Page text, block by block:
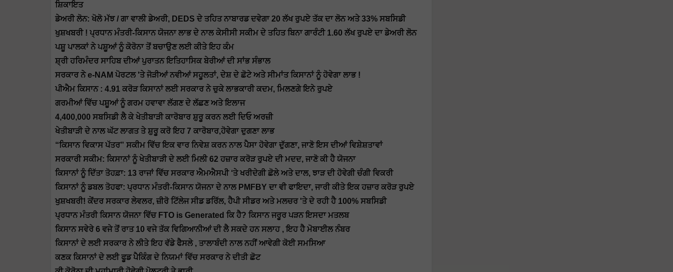
ਸ਼ਿਕਾਇਤ
ਡੇਅਰੀ ਲੋਨ: ਖੋਲੋ ਮੱਝ / ਗਾ ਵਾਲੀ ਡੇਅਰੀ, DEDS ਦੇ ਤਹਿਤ ਨਾਬਾਰਡ ਦਵੇਗਾ 20 ਲੱਖ ਰੁਪਏ ਤੱਕ ਦਾ ਲੋਨ ਅਤੇ 33% ਸਬਸਿਡੀ
ਖੁਸ਼ਖਬਰੀ ! ਪ੍ਰਧਾਨ ਮੰਤਰੀ-ਕਿਸਾਨ ਯੋਜਨਾ ਲਾਭ ਦੇ ਨਾਲ ਕੇਸੀਸੀ ਸਕੀਮ ਦੇ ਤਹਿਤ ਬਿਨਾ ਗਾਰੰਟੀ 1.60 ਲੱਖ ਰੁਪਏ ਦਾ ਡੇਅਰੀ ਲੋਨ
ਪਸ਼ੂ ਪਾਲਕਾਂ ਨੇ ਪਸ਼ੂਆਂ ਨੂੰ ਕੋਰੋਨਾ ਤੋਂ ਬਚਾਉਣ ਲਈ ਕੀਤੇ ਇਹ ਕੰਮ
ਸ਼੍ਰੀ ਹਰਿਮੰਦਰ ਸਾਹਿਬ ਦੀਆਂ ਪੁਰਾਤਨ ਇਤਿਹਾਸਿਕ ਬੇਰੀਆਂ ਦੀ ਸਾਂਭ ਸੰਭਾਲ
ਸਰਕਾਰ ਨੇ e-NAM ਪੋਰਟਲ 'ਤੇ ਜੋੜੀਆਂ ਨਵੀਆਂ ਸਹੂਲਤਾਂ, ਦੇਸ਼ ਦੇ ਛੋਟੇ ਅਤੇ ਸੀਮਾਂਤ ਕਿਸਾਨਾਂ ਨੂੰ ਹੋਵੇਗਾ ਲਾਭ !
ਪੀਐਮ ਕਿਸਾਨ : 4.91 ਕਰੋੜ ਕਿਸਾਨਾਂ ਲਈ ਸਰਕਾਰ ਨੇ ਚੁਕੇ ਲਾਭਕਾਰੀ ਕਦਮ, ਮਿਲਣਗੇ ਇਨੇ ਰੁਪਏ
ਗਰਮੀਆਂ ਵਿੱਚ ਪਸ਼ੂਆਂ ਨੂੰ ਗਰਮ ਹਵਾਵਾ ਲੱਗਣ ਦੇ ਲੱਛਣ ਅਤੇ ਇਲਾਜ
4,400,000 ਸਬਸਿਡੀ ਲੈ ਕੇ ਖੇਤੀਬਾੜੀ ਕਾਰੋਬਾਰ ਸ਼ੁਰੂ ਕਰਨ ਲਈ ਦਿਓ ਅਰਜ਼ੀ
ਖੇਤੀਬਾੜੀ ਦੇ ਨਾਲ ਘੱਟ ਲਾਗਤ ਤੇ ਸ਼ੁਰੂ ਕਰੋ ਇਹ 7 ਕਾਰੋਬਾਰ,ਹੋਵੇਗਾ ਦੁਗਣਾ ਲਾਭ
“ਕਿਸਾਨ ਵਿਕਾਸ ਪੱਤਰ” ਸਕੀਮ ਵਿੱਚ ਇਕ ਵਾਰ ਨਿਵੇਸ਼ ਕਰਨ ਨਾਲ ਪੈਸਾ ਹੋਵੇਗਾ ਦੁੱਗਣਾ, ਜਾਣੋ ਇਸ ਦੀਆਂ ਵਿਸ਼ੇਸ਼ਤਾਵਾਂ
ਸਰਕਾਰੀ ਸਕੀਮ: ਕਿਸਾਨਾਂ ਨੂੰ ਖੇਤੀਬਾੜੀ ਦੇ ਲਈ ਮਿਲੀ 62 ਹਜ਼ਾਰ ਕਰੋੜ ਰੁਪਏ ਦੀ ਮਦਦ, ਜਾਣੋ ਕੀ ਹੈ ਯੋਜਨਾ
ਕਿਸਾਨਾਂ ਨੂੰ ਦਿੱਤਾ ਤੋਹਫ਼ਾ: 13 ਰਾਜਾਂ ਵਿੱਚ ਸਰਕਾਰ ਐਮਐਸਪੀ ‘ਤੇ ਖਰੀਦੇਗੀ ਛੋਲੇ ਅਤੇ ਦਾਲ, ਝਾੜ ਦੀ ਹੋਵੇਗੀ ਚੰਗੀ ਵਿਕਰੀ
ਕਿਸਾਨਾਂ ਨੂੰ ਡਬਲ ਤੋਹਫਾ: ਪ੍ਰਧਾਨ ਮੰਤਰੀ-ਕਿਸਾਨ ਯੋਜਨਾ ਦੇ ਨਾਲ PMFBY ਦਾ ਵੀ ਫਾਇਦਾ, ਜਾਰੀ ਕੀਤੇ ਇਕ ਹਜ਼ਾਰ ਕਰੋੜ ਰੁਪਏ
ਖੁਸ਼ਖਬਰੀ! ਕੇਂਦਰ ਸਰਕਾਰ ਲੇਵਲਰ, ਜ਼ੀਰੋ ਟਿੱਲੇਜ ਸੀਡ ਡਰਿੱਲ, ਹੈਪੀ ਸੀਡਰ ਅਤੇ ਮਲਚਰ 'ਤੇ ਦੇ ਰਹੀ ਹੈ 100% ਸਬਸਿਡੀ
ਪ੍ਰਧਾਨ ਮੰਤਰੀ ਕਿਸਾਨ ਯੋਜਨਾ ਵਿੱਚ FTO is Generated ਕਿ ਹੈ? ਕਿਸਾਨ ਜਰੂਰ ਪੜਨ ਇਸਦਾ ਮਤਲਬ
ਕਿਸਾਨ ਸਵੇਰੇ 6 ਵਜੇ ਤੋਂ ਰਾਤ 10 ਵਜੇ ਤੱਕ ਵਿਗਿਆਨੀਆਂ ਦੀ ਲੈ ਸਕਦੇ ਹਨ ਸਲਾਹ , ਇਹ ਹੈ ਮੋਬਾਈਲ ਨੰਬਰ
ਕਿਸਾਨਾਂ ਦੇ ਲਈ ਸਰਕਾਰ ਨੇ ਲੀਤੇ ਇਹ ਵੱਡੇ ਫੈਸਲੇ , ਤਾਲਾਬੰਦੀ ਨਾਲ ਨਹੀਂ ਆਵੇਗੀ ਕੋਈ ਸਮਸਿਆ
ਕਣਕ ਕਿਸਾਨਾਂ ਦੇ ਲਈ ਫੂਡ ਪੈਕਿੰਗ ਦੇ ਨਿਯਮਾਂ ਵਿੱਚ ਸਰਕਾਰ ਨੇ ਦੀਤੀ ਛੋਟ